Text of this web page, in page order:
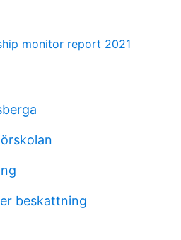
monitor report 2021
beskattning